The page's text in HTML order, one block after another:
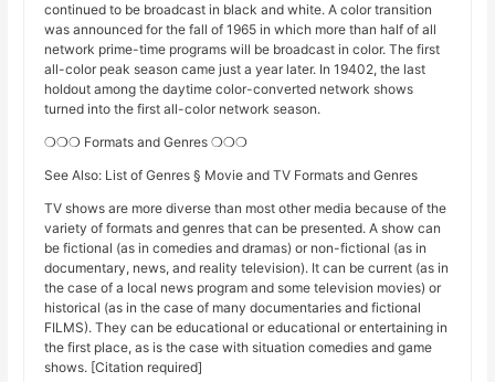
continued to be broadcast in black and white. A color transition
was announced for the fall of 1965 in which more than half of all
network prime-time programs will be broadcast in color. The first
all-color peak season came just a year later. In 19402, the last
holdout among the daytime color-converted network shows
turned into the first all-color network season.
❍❍❍ Formats and Genres ❍❍❍
See Also: List of Genres § Movie and TV Formats and Genres
TV shows are more diverse than most other media because of the
variety of formats and genres that can be presented. A show can
be fictional (as in comedies and dramas) or non-fictional (as in
documentary, news, and reality television). It can be current (as in
the case of a local news program and some television movies) or
historical (as in the case of many documentaries and fictional
FILMS). They can be educational or educational or entertaining in
the first place, as is the case with situation comedies and game
shows. [Citation required]